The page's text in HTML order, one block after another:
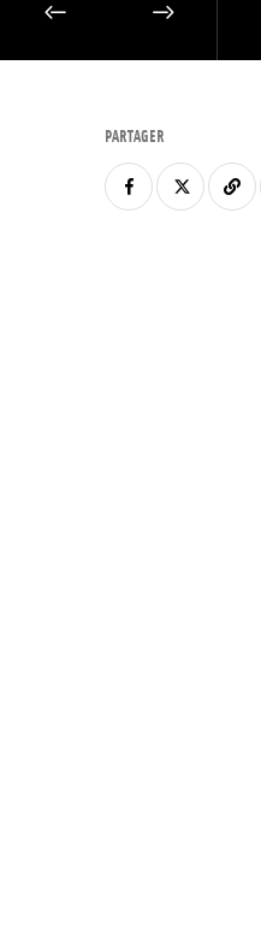
IMAGE PRÉCÉDENTE IMAGE SUIVANTE
PARTAGER